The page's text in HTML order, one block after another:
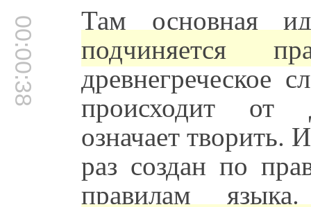
00:00:38 Там основная
подчиняется
древнегреческое
происходит от
означает
раз создан по
правилам